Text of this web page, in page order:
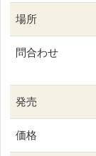
場所
問合わせ
発売
価格